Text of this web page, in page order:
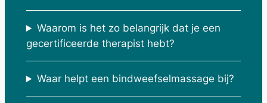
Waarom is het zo belangrijk dat je een
gecertificeerde therapist hebt?
Waar helpt een bindweefselmassage bij?